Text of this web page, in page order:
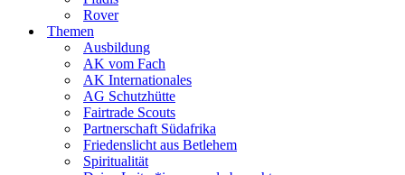
Rover
Themen
Ausbildung
AK vom Fach
AK Internationales
AG Schutzhütte
Fairtrade Scouts
Partnerschaft Südafrika
Friedenslicht aus Betlehem
Spiritualität